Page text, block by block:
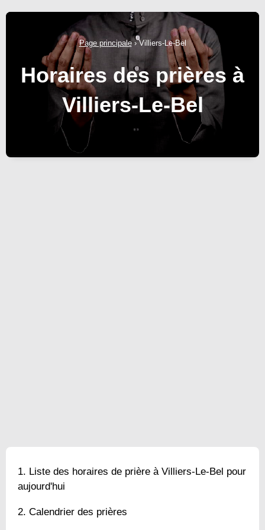
Page principale›Villiers-Le-Bel
Horaires des prières à
Villiers-Le-Bel
Liste des horaires de prière à Villiers-Le-Bel pour
aujourd'hui
Calendrier des prières